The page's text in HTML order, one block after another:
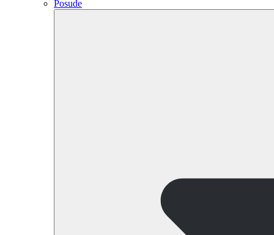
Posude